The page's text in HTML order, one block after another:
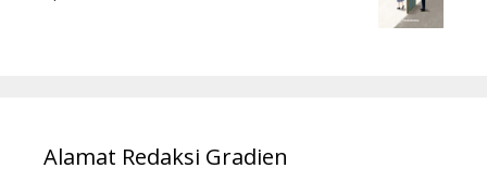
Alamat Redaksi Gradien